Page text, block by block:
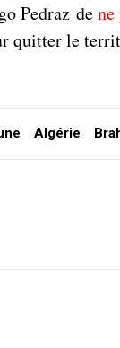
Pedraz dene
quitter le
Algérie